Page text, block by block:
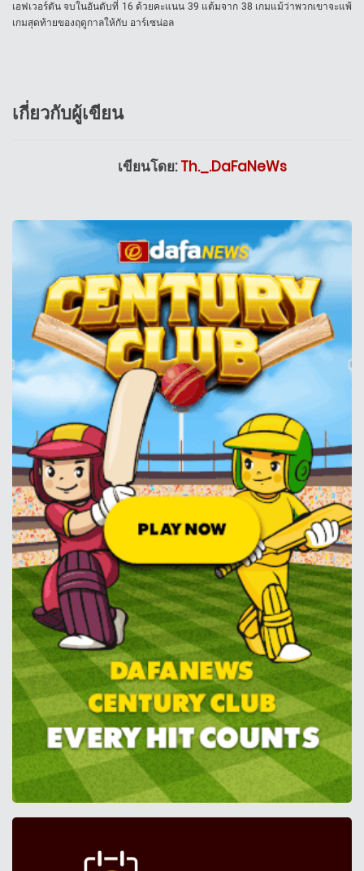
เอฟเวอร์ตัน จบในอันดับที่ 16 ด้วยคะแนน 39 แต้มจาก 38 เกมแม้ว่าพวกเขาจะแพ้
เกมสุดท้ายของฤดูกาลให้กับ อาร์เซน่อล
เกี่ยวกับผู้เขียน
เขียนโดย:Th._.DaFaNeWs